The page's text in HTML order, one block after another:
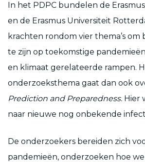
In het PDPC bundelen de
en de Erasmus Universiteit
krachten rondom vier thema’s om
te zijn op toekomstige
en klimaat gerelateerde rampen.
onderzoeksthema gaat dan ook
Prediction and Preparedness. Hier
naar nieuwe nog onbekende
De onderzoekers bereiden zich
pandemieën, onderzoeken hoe